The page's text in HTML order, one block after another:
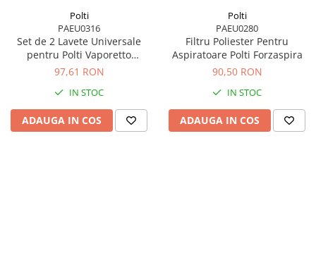
Polti
PAEU0316
Set de 2 Lavete Universale
pentru Polti Vaporetto
Lecoaspira
97,61 RON
IN STOC
ADAUGA IN COS
Polti
PAEU0280
Filtru Poliester Pentru
Aspiratoare Polti Forzaspira
90,50 RON
IN STOC
ADAUGA IN COS